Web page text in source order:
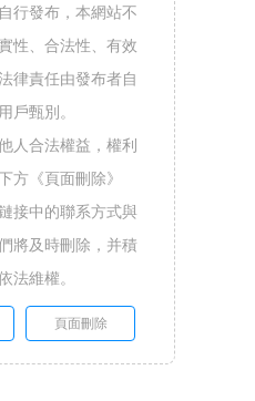
行發布，本網站不
性、合法性、有效
律責任由發布者自
戶甄別。
人合法權益，權利
方《頁面刪除》
接中的聯系方式與
將及時刪除，并積
法維權。
頁面刪除